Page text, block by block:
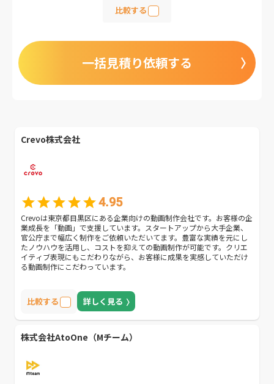
比較する
一括見積り依頼する
Crevo株式会社
4.95
Crevoは東京都目黒区にある企業向けの動画制作会社です。お客様の企
業成長を「動画」で支援しています。スタートアップから大手企業、
官公庁まで幅広く制作をご依頼いただいてます。豊富な実績を元にし
たノウハウを活用し、コストを抑えての動画制作が可能です。クリエ
イティブ表現にもこだわりながら、お客様に成果を実感していただけ
る動画制作にこだわっています。
比較する 詳しく見る
株式会社AtoOne（Mチーム）